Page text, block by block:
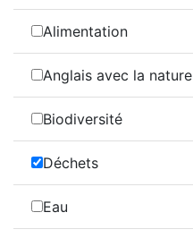
Alimentation
Anglais avec la nature
Biodiversité
Déchets
Eau